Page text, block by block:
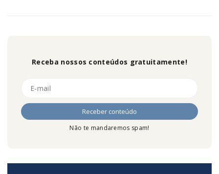
Receba nossos conteúdos gratuitamente!
Não te mandaremos spam!